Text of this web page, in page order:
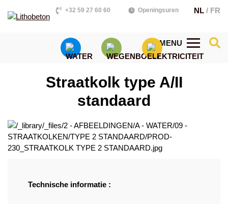
NL / FR
Openingsuren
+32 59 27 60 60
MENU
Straatkolk type A/II
standaard
Technische informatie :